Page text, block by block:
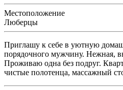
Местоположение
Люберцы
Приглашу к себе в уютную
порядочного мужчину. Нежная,
Проживаю одна без подруг.
чистые полотенца, массажный